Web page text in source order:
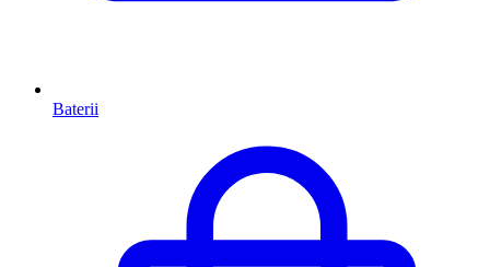
Baterii